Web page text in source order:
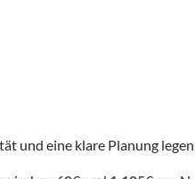
und eine klare Planung